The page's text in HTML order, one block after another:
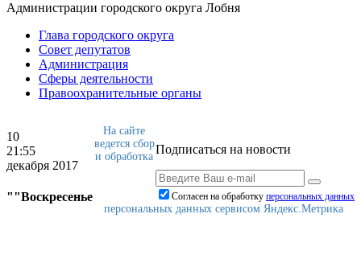
Администрации городского округа Лобня
Глава городского округа
Совет депутатов
Администрация
Сферы деятельности
Правоохранительные органы
10
21:55
декабря 2017
""Воскресенье
Подписаться на новости
Согласен на обработку персональныx данных
На сайте
ведется сбор
и обработка
персональных данных сервисом Яндекс.Метрика